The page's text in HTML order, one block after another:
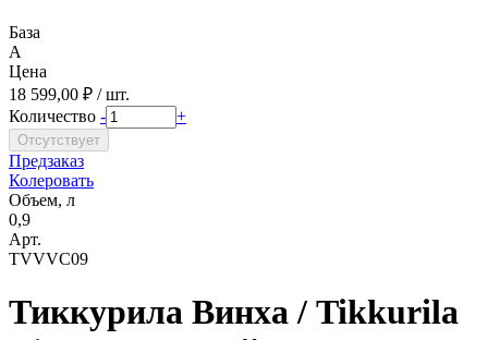
База
A
Цена
18 599,00 ₽ / шт.
Количество - +
Предзаказ
Колеровать
Объем, л
0,9
Арт.
TVVVC09
Тиккурила Винха / Tikkurila